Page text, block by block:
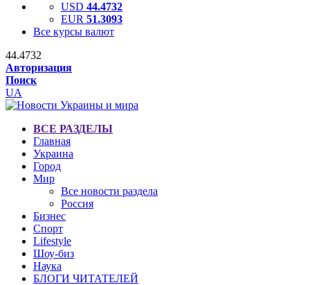
USD 44.4732
EUR 51.3093
Все курсы валют
44.4732
Авторизация
Поиск
UA
ВСЕ РАЗДЕЛЫ
Главная
Украина
Город
Мир
Все новости раздела
Россия
Бизнес
Спорт
Lifestyle
Шоу-биз
Наука
БЛОГИ ЧИТАТЕЛЕЙ